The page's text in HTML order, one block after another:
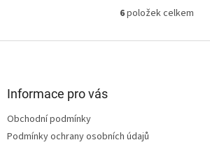
požadavků.
O
l
6položek celkem
Informace pro vás
Obchodní podmínky
Podmínky ochrany osobních údajů